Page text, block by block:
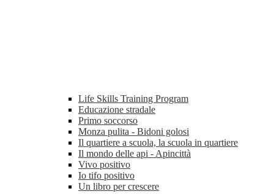
Life Skills Training Program
Educazione stradale
Primo soccorso
Monza pulita - Bidoni golosi
Il quartiere a scuola, la scuola in quartiere
Il mondo delle api - Apincittà
Vivo positivo
Io tifo positivo
Un libro per crescere